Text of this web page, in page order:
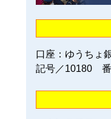
口座：ゆうちょ
記号／10180